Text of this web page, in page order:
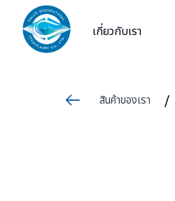
content
เกี่ยวกับเรา
สินค้าของเรา